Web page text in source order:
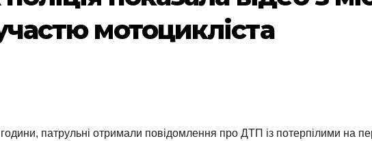
мотоцикліста
патрульні отримали повідомлення про ДТП із потерпілими на